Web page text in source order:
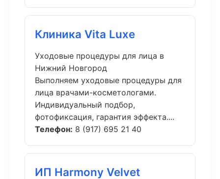
Клиника Vita Luxe
Уходовые процедуры для лица в
Нижний Новгород
Выполняем уходовые процедуры для
лица врачами-косметологами.
Индивидуальный подбор,
фотофиксация, гарантия эффекта....
Телефон: 8 (917) 695 21 40
ИП Harmony Velvet